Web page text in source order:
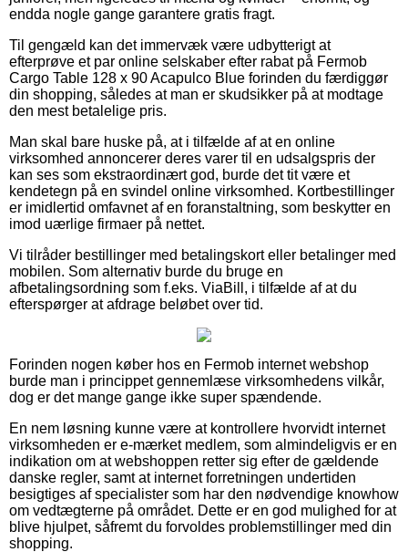
endda nogle gange garantere gratis fragt.
Til gengæld kan det immervæk være udbytterigt at
efterprøve et par online selskaber efter rabat på Fermob
Cargo Table 128 x 90 Acapulco Blue forinden du færdiggør
din shopping, således at man er skudsikker på at modtage
den mest betalelige pris.
Man skal bare huske på, at i tilfælde af at en online
virksomhed annoncerer deres varer til en udsalgspris der
kan ses som ekstraordinært god, burde det tit være et
kendetegn på en svindel online virksomhed. Kortbestillinger
er imidlertid omfavnet af en foranstaltning, som beskytter en
imod uærlige firmaer på nettet.
Vi tilråder bestillinger med betalingskort eller betalinger med
mobilen. Som alternativ burde du bruge en
afbetalingsordning som f.eks. ViaBill, i tilfælde af at du
efterspørger at afdrage beløbet over tid.
Forinden nogen køber hos en Fermob internet webshop
burde man i princippet gennemlæse virksomhedens vilkår,
dog er det mange gange ikke super spændende.
En nem løsning kunne være at kontrollere hvorvidt internet
virksomheden er e-mærket medlem, som almindeligvis er en
indikation om at webshoppen retter sig efter de gældende
danske regler, samt at internet forretningen undertiden
besigtiges af specialister som har den nødvendige knowhow
om vedtægterne på området. Dette er en god mulighed for at
blive hjulpet, såfremt du forvoldes problemstillinger med din
shopping.